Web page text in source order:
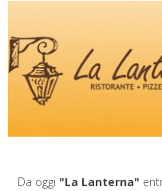
Da oggi "La Lanterna"